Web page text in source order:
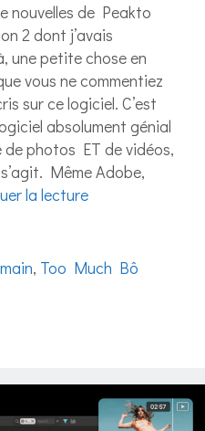
nouvelles de Peakto
2 dont j’avais
une petite chose en
vous ne commentiez
sur ce logiciel. C’est
absolument génial
photos ET de vidéos,
Même Adobe,
la lecture
, Too Much Bô